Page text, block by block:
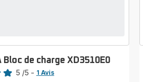
Bloc de charge XD3510E0
5 /5 - 1 Avis